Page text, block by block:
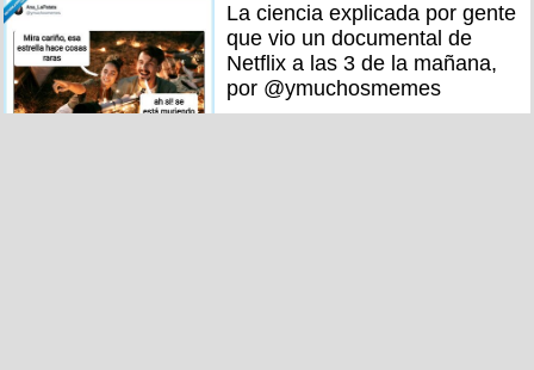
La ciencia explicada por gente
que vio un documental de
Netflix a las 3 de la mañana,
por @ymuchosmemes